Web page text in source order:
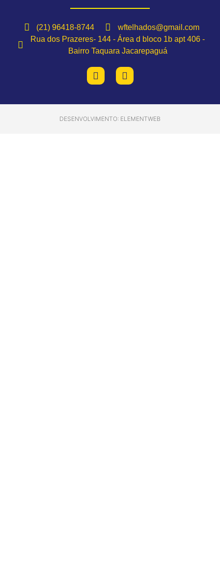
(21) 96418-8744
wftelhados@gmail.com
Rua dos Prazeres- 144 - Área d bloco 1b apt 406 -
Bairro Taquara Jacarepaguá
DESENVOLVIMENTO: ELEMENTWEB